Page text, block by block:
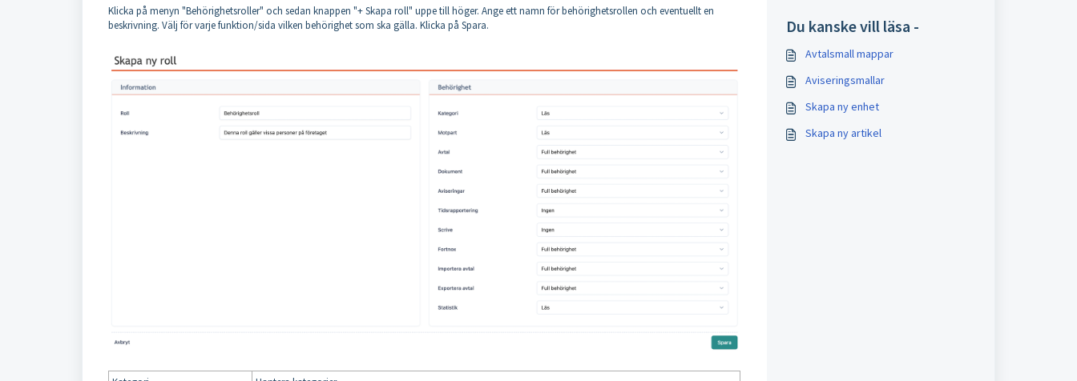
Klicka på menyn "Behörighetsroller" och sedan knappen "+ Skapa roll" uppe till höger. Ange ett namn för behörighetsrollen och eventuellt en
beskrivning. Välj för varje funktion/sida vilken behörighet som ska gälla. Klicka på Spara.
Du kanske vill läsa -
Avtalsmall mappar
Aviseringsmallar
Skapa ny enhet
Skapa ny artikel